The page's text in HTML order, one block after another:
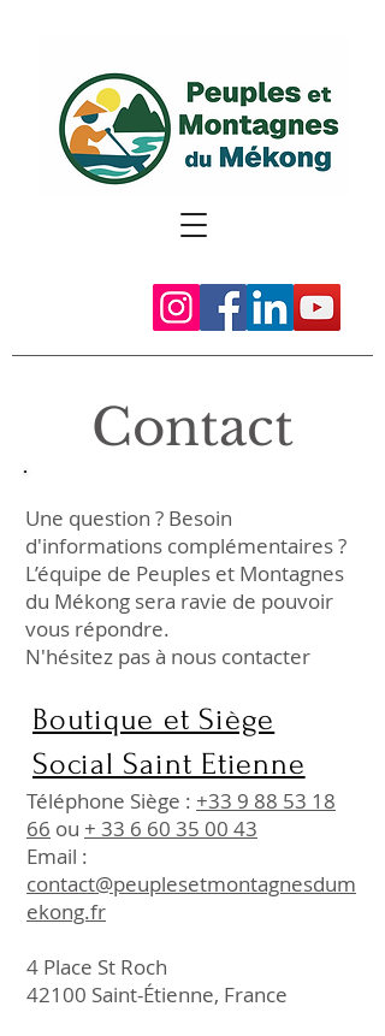
Contact
Une question ? Besoin
d'informations complémentaires ?
L’équipe de Peuples et Montagnes
du Mékong sera ravie de pouvoir
vous répondre.
N'hésitez pas à nous contacter
Boutique et Siège
Social Saint Etienne
Téléphone Siège : ‪ +33 9 88 53 18
66‬ ou + 33 6 60 35 00 43‬
Email :
contact@peuplesetmontagnesdum
ekong.fr
4 Place St Roch
42100 Saint-Étienne, France